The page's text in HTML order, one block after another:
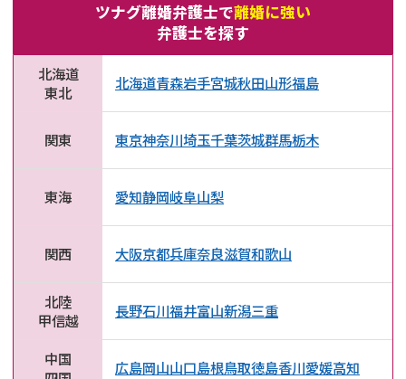
ツナグ離婚弁護士で離婚に強い
弁護士を探す
北海道
東北
北海道青森岩手宮城秋田山形福島
関東 東京神奈川埼玉千葉茨城群馬栃木
東海 愛知静岡岐阜山梨
関西 大阪京都兵庫奈良滋賀和歌山
北陸
甲信越
長野石川福井富山新潟三重
中国
広島岡山山口島根鳥取徳島香川愛媛高知